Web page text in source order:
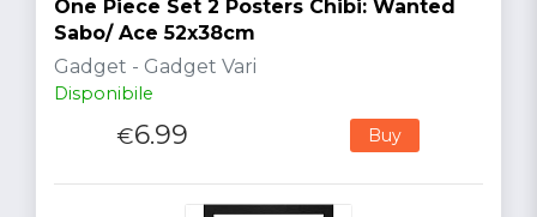
One Piece Set 2 Posters Chibi: Wanted
Sabo/ Ace 52x38cm
Gadget - Gadget Vari
Disponibile
€6.99 Buy